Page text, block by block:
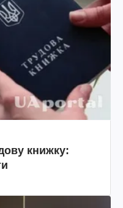
книжку: